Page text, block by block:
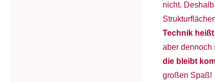
nicht.
Technik
aber dennoch
die bleibt
großen Spaß!